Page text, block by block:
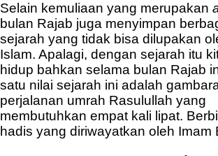
Selain kemuliaan yang merupakan
bulan Rajab juga menyimpan
sejarah yang tidak bisa dilupakan
Islam. Apalagi, dengan sejarah itu
hidup bahkan selama bulan Rajab
satu nilai sejarah ini adalah
perjalanan umrah Rasulullah yang
membutuhkan empat kali lipat.
hadis yang diriwayatkan oleh Imam